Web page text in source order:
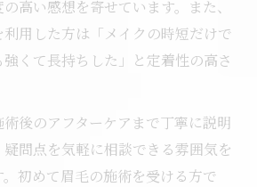
高い感想を寄せています。また、
用した方は「メイクの時短だけで
くて長持ちした」と定着性の高さ
後のアフターケアまで丁寧に説明
問点を気軽に相談できる雰囲気を
初めて眉毛の施術を受ける方で